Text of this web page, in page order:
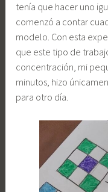
tenía que hacer uno
comenzó a contar
modelo. Con esta
que este tipo de
concentración, mi
minutos, hizo
para otro día.